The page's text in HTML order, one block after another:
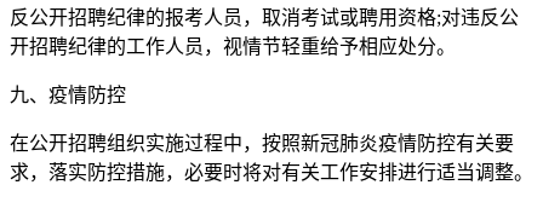
反公开招聘纪律的报考人员，取消考试或聘用资格;对违反公
开招聘纪律的工作人员，视情节轻重给予相应处分。
九、疫情防控
在公开招聘组织实施过程中，按照新冠肺炎疫情防控有关要
求，落实防控措施，必要时将对有关工作安排进行适当调整。